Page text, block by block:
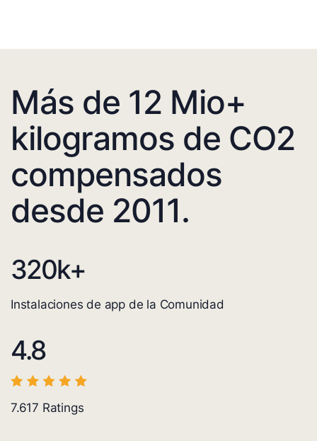
Más de 12 Mio+
kilogramos de CO2
compensados
desde 2011.
320k+
Instalaciones de app de la Comunidad
4.8
7.617 Ratings